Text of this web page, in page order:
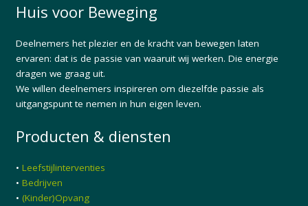
Huis voor Beweging
Deelnemers het plezier en de kracht van bewegen laten
ervaren: dat is de passie van waaruit wij werken. Die energie
dragen we graag uit.
We willen deelnemers inspireren om diezelfde passie als
uitgangspunt te nemen in hun eigen leven.
Producten & diensten
• Leefstijlinterventies
• Bedrijven
• (Kinder)Opvang